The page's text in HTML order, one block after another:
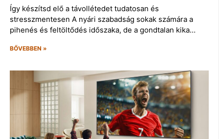
Így készítsd elő a távollétedet tudatosan és
stresszmentesen A nyári szabadság sokak számára a
pihenés és feltöltődés időszaka, de a gondtalan kika…
BŐVEBBEN »